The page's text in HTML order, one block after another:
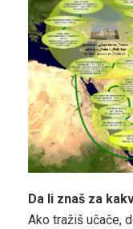
Da li znaš za
Ako tražiš učače,